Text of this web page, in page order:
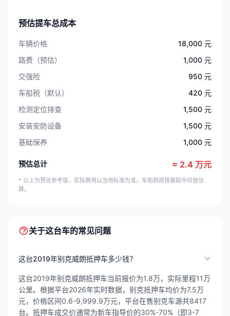
预估提车总成本
车辆价格
18,000 元
路费（预估）
1,000 元
交强险
950 元
车船税（默认）
420 元
检测定位排查
1,500 元
安装安防设备
1,500 元
基础保养
1,000 元
预估总计 ≈ 2.4 万元
* 以上为预估参考值，实际费用以当地标准为准。车船税按排量取中间值估
算。
关于这台车的常见问题
这台2019年别克威朗抵押车多少钱？
这台2019年别克威朗抵押车当前报价为1.8万，实际里程11万
公里。根据平台2026年实时数据，别克抵押车均价为7.5万
元，价格区间0.6-9,999.9万元，平台在售别克车源共8417
台。抵押车成交价通常为新车指导价的30%-70%（即3-7